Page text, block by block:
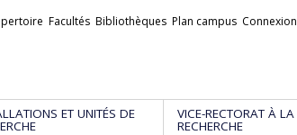
Facultés Bibliothèques Plan campus Connexion
ET UNITÉS DE VICE-RECTORAT À LA
RECHERCHE